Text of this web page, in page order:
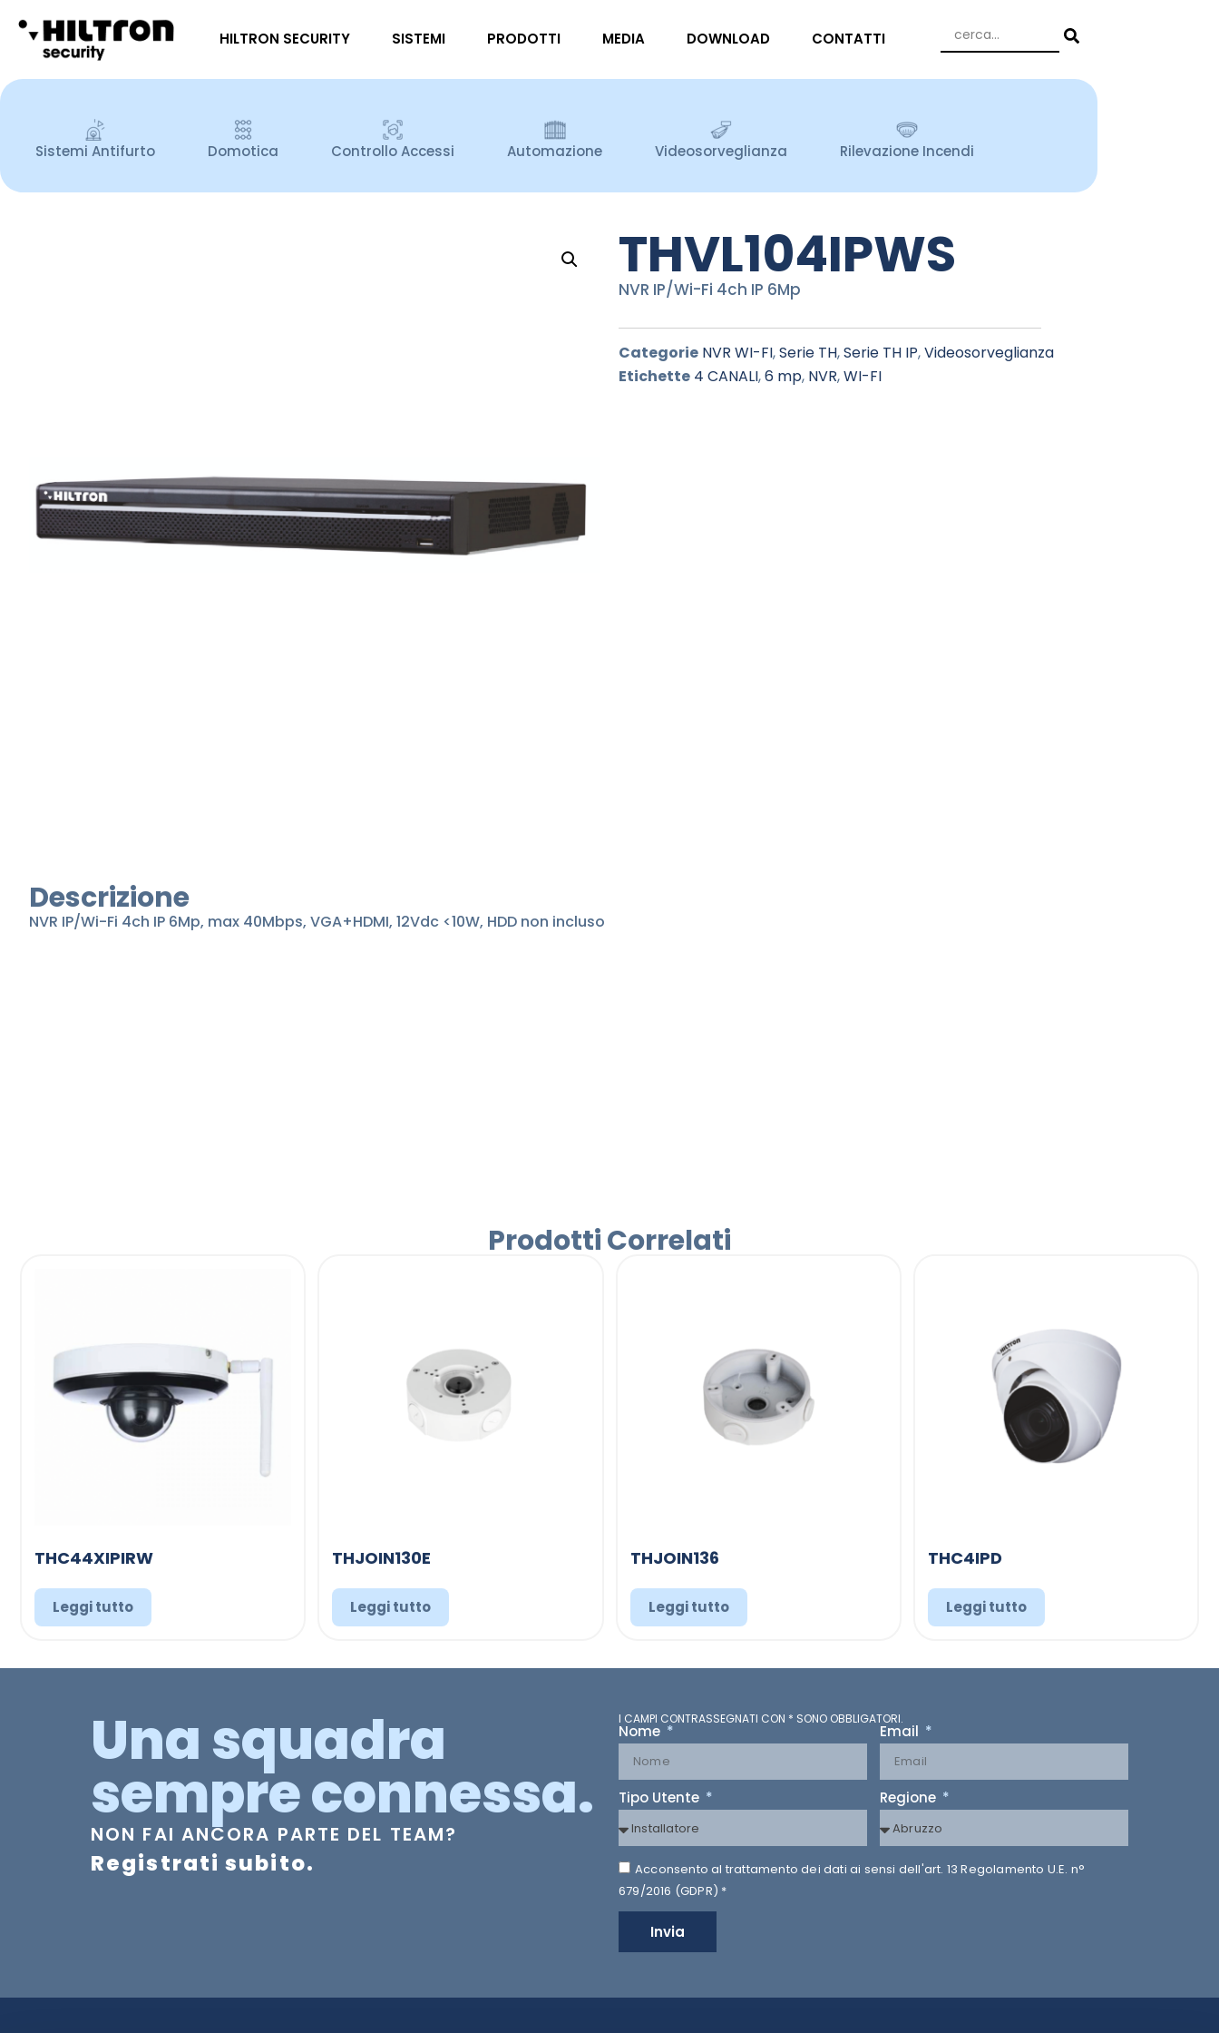
HILTRON SECURITY SISTEMI PRODOTTI MEDIA DOWNLOAD CONTATTI
Sistemi Antifurto Domotica Controllo Accessi Automazione Videosorveglianza Rilevazione Incendi
THVL104IPWS
NVR IP/Wi-Fi 4ch IP 6Mp
Categorie NVR WI-FI,Serie TH,Serie TH IP,Videosorveglianza
Etichette 4 CANALI,6 mp, NVR,WI-FI
Descrizione
NVR IP/Wi-Fi 4ch IP 6Mp, max 40Mbps, VGA+HDMI, 12Vdc <10W, HDD non incluso
Prodotti Correlati
THC44XIPIRW
Leggi tutto
THJOIN130E
Leggi tutto
THJOIN136
Leggi tutto
THC4IPD
Leggi tutto
Una squadra
sempre connessa.
NON FAI ANCORA PARTE DEL TEAM?
Registrati subito.
I CAMPI CONTRASSEGNATI CON * SONO OBBLIGATORI.
Nome Email
Tipo Utente Regione
Acconsento al trattamento dei dati ai sensi dell'art. 13 Regolamento U.E. n°
679/2016 (GDPR) *
Invia